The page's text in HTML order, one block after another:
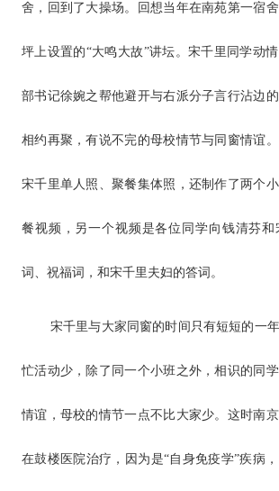
舍，回到了大操场。回想当年在南苑第一宿
坪上设置的“大鸣大故”讲坛。宋千里同学动
部书记徐婉之帮他避开与右派分子言行沾边
相约再聚，有说不完的母校情节与同窗情谊
宋千里单人照、聚餐集体照，还制作了两个
餐视频，另一个视频是各位同学向钱清芬和
词、祝福词，和宋千里夫妇的答词。
宋千里与大家同窗的时间只有短短的一
忙活动少，除了同一个小班之外，相识的同
情谊，母校的情节一点不比大家少。这时南
在鼓楼医院治疗，因为是“自身免疫学”疾病